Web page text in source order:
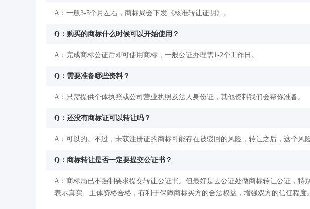
A：一般3-5个月左右，商标局会下发《核准转让证明》。
Q：购买的商标什么时候可以开始使用？
A：完成商标公证后即可使用商标，一般公证办理需1-2个工作日。
Q：需要准备哪些资料？
A：只需提供个体执照或公司营业执照及法人身份证，其他资料我们会帮你准备。
Q：还没有商标证可以转让吗？
A：可以的。不过，未获注册证的商标可能存在被驳回的风险，转让之后，这个风
Q：商标转让是否一定要提交公证书？
A：商标局已不强制要求提交转让公证书。但最好是去公证处做商标转让公证，
表示真实、主体资格合格，有利于保障商标买方的合法权益，增强双方的信任程度。